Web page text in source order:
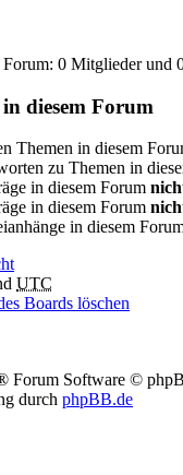
0 Mitglieder und
diesem Forum
Themen in diesem
zu Themen in
in diesem Forum
in diesem Forum
in diesem
UTC
Boards löschen
Forum Software ©
durch phpBB.de